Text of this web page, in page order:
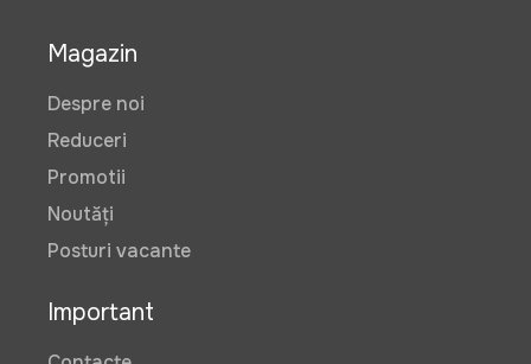
Magazin
Despre noi
Reduceri
Promotii
Noutăți
Posturi vacante
Important